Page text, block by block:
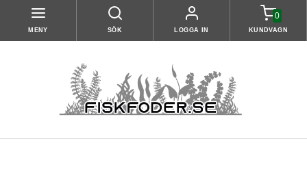
MENY SÖK LOGGA IN
0
KUNDVAGN